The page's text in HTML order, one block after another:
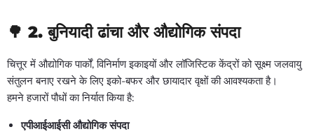
🌳 2. बुनियादी ढांचा और औद्योगिक संपदा
चित्तूर में औद्योगिक पार्कों, विनिर्माण इकाइयों और लॉजिस्टिक केंद्रों को सूक्ष्म जलवायु
संतुलन बनाए रखने के लिए इको-बफर और छायादार वृक्षों की आवश्यकता है।
हमने हजारों पौधों का निर्यात किया है:
एपीआईआईसी औद्योगिक संपदा